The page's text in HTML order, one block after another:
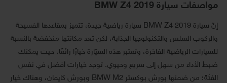
مواصفات سيارة BMW Z4 2019
إنّ سيارة BMW Z4 2019 سيارة رياضية جيدة، تتميز بمقاعدها الفسيحة
والركوب السلس والتكنولوجيا الجذابة، لكن تعد مكانتها منخفضة بالنسبة
للسيارات الرياضية الفاخرة، وتعتبر هذه السيّارة خيارًا رائعًا، حيث يمكنك
ضبط الأداء من سهل إلى سريع وحيوي. توجد خيارات أفضل في نفس
الفئة؛ من ضمنها بورش بوكستر BMW M2 وبورش كايمان، وهناك خيار